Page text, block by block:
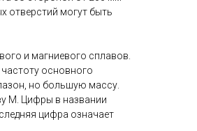
отверстий могут быть
и магниевого сплавов.
основного
но большую массу.
M. Цифры в названии
цифра означает